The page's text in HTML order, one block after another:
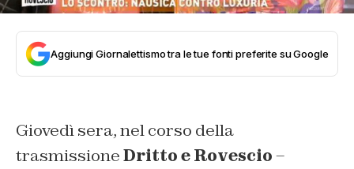
Aggiungi Giornalettismo tra le tue fonti preferite su Google
Giovedì sera, nel corso della
trasmissioneDritto e Rovescio–